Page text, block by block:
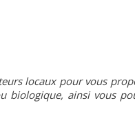
locaux pour vous
biologique, ainsi vous